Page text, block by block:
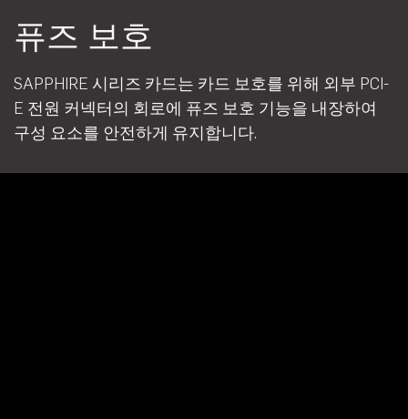
퓨즈 보호
SAPPHIRE 시리즈 카드는 카드 보호를 위해 외부 PCI-
E 전원 커넥터의 회로에 퓨즈 보호 기능을 내장하여
구성 요소를 안전하게 유지합니다.